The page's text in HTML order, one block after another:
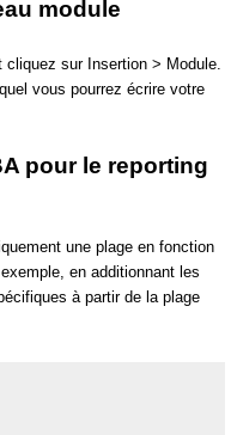
module
sur Insertion > Module.
vous pourrez écrire votre
pour le reporting
une plage en fonction
en additionnant les
à partir de la plage